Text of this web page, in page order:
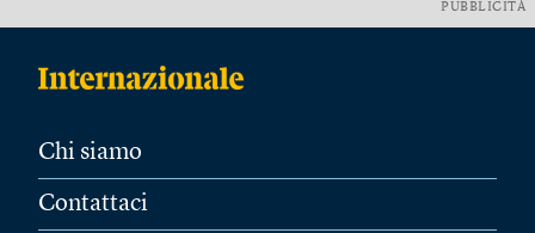
PUBBLICITÀ
Chi siamo
Contattaci